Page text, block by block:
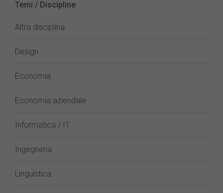
Temi / Discipline
Altra disciplina
Design
Economia
Economia aziendale
Informatica / IT
Ingegneria
Linguistica